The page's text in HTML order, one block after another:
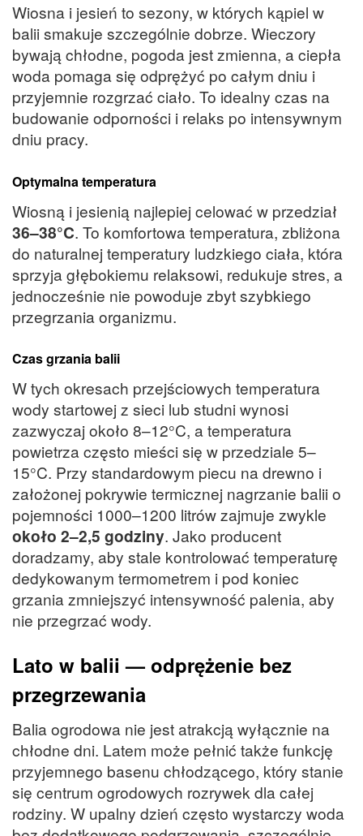
Wiosna i jesień to sezony, w których kąpiel w
balii smakuje szczególnie dobrze. Wieczory
bywają chłodne, pogoda jest zmienna, a ciepła
woda pomaga się odprężyć po całym dniu i
przyjemnie rozgrzać ciało. To idealny czas na
budowanie odporności i relaks po intensywnym
dniu pracy.
Optymalna temperatura
Wiosną i jesienią najlepiej celować w przedział
36–38°C. To komfortowa temperatura, zbliżona
do naturalnej temperatury ludzkiego ciała, która
sprzyja głębokiemu relaksowi, redukuje stres, a
jednocześnie nie powoduje zbyt szybkiego
przegrzania organizmu.
Czas grzania balii
W tych okresach przejściowych temperatura
wody startowej z sieci lub studni wynosi
zazwyczaj około 8–12°C, a temperatura
powietrza często mieści się w przedziale 5–
15°C. Przy standardowym piecu na drewno i
założonej pokrywie termicznej nagrzanie balii o
pojemności 1000–1200 litrów zajmuje zwykle
około 2–2,5 godziny. Jako producent
doradzamy, aby stale kontrolować temperaturę
dedykowanym termometrem i pod koniec
grzania zmniejszyć intensywność palenia, aby
nie przegrzać wody.
Lato w balii — odprężenie bez
przegrzewania
Balia ogrodowa nie jest atrakcją wyłącznie na
chłodne dni. Latem może pełnić także funkcję
przyjemnego basenu chłodzącego, który stanie
się centrum ogrodowych rozrywek dla całej
rodziny. W upalny dzień często wystarczy woda